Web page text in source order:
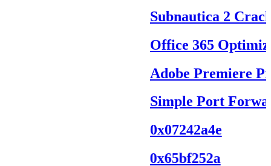
Subnautica 2
Office 365
Adobe Premiere
Simple Port
0x07242a4e
0x65bf252a